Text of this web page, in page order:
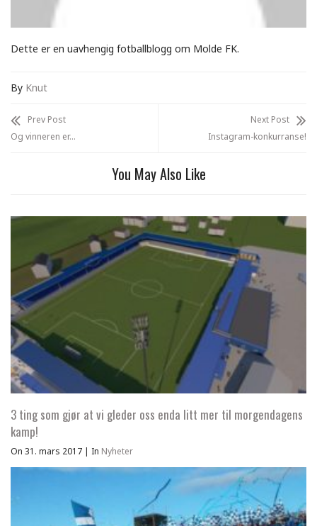
Dette er en uavhengig fotballblogg om Molde FK.
By Knut
Prev Post
Og vinneren er…
Next Post
Instagram-konkurranse!
You May Also Like
3 ting som gjør at vi gleder oss enda litt mer til morgendagens
kamp!
On 31. mars 2017 | In Nyheter